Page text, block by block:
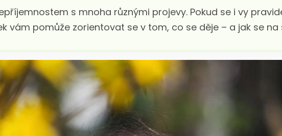
s mnoha různými projevy. Pokud se i vy
vám pomůže zorientovat se v tom, co se děje – a jak se na